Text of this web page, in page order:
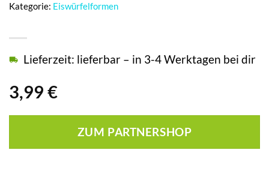
3,99 €
Lieferzeit: lieferbar – in 3-4 Werktagen bei dir
ZUM PARTNERSHOP
Kategorie: Eiswürfelformen